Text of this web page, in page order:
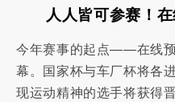
人人皆可参赛！
今年赛事的起点——在线
幕。国家杯与车厂杯将各
现运动精神的选手将获得